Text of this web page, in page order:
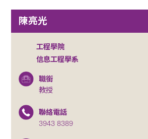
陳亮光
工程學院
信息工程學系
職銜
教授
聯絡電話
3943 8389